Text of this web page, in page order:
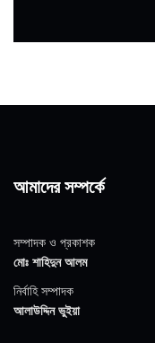
আমাদের সম্পর্কে
সম্পাদক ও প্রকাশক
মোঃ শাহিদুন আলম
নির্বাহি সম্পাদক
আলাউদ্দিন ভুইয়া